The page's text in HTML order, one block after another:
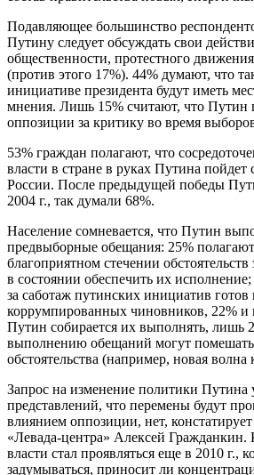
Подавляющее большинство
Путину следует обсуждать свои
общественности, протестного
(против этого 17%). 44% думают, что
инициативе президента будут иметь
мнения. Лишь 15% считают, что Путин
оппозиции за критику во время
53% граждан полагают, что
власти в стране в руках Путина пойдет
России. После предыдущей победы
2004 г., так думали 68%.
Население сомневается, что Путин
предвыборные обещания: 25%
благоприятном стечении
в состоянии обеспечить их
за саботаж путинских инициатив готов
коррумпированных чиновников, 22% и
Путин собирается их выполнять, лишь
выполнению обещаний могут помешать
обстоятельства (например, новая волна
Запрос на изменение политики Путина
представлений, что перемены будут
влиянием оппозиции, нет, констатирует
«Левада-центра» Алексей
власти стал проявляться еще в 2010 г.,
задумываться, приносит ли